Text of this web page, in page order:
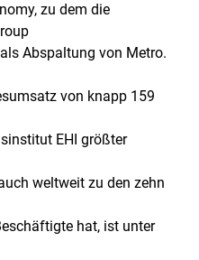
zu dem die
Abspaltung von Metro.
von knapp 159
EHI größter
weltweit zu den zehn
hat, ist unter